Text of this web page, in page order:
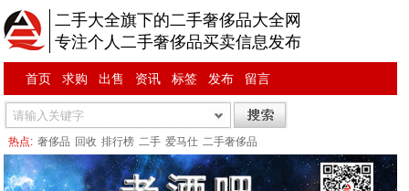
二手大全旗下的二手奢侈品大全网
专注个人二手奢侈品买卖信息发布
首页 求购 出售 资讯 标签 发布 留言
热点: 奢侈品 回收 排行榜 二手 爱马仕 二手奢侈品